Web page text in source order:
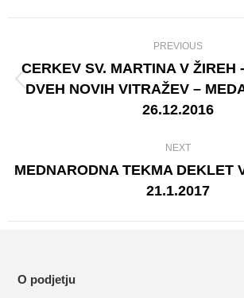
navigation
PREVIOUS
Previous
album:
CERKEV SV. MARTINA V ŽIREH
DVEH NOVIH VITRAŽEV –
26.12.2016
NEXT
Next
album:
MEDNARODNA TEKMA DEKLET
21.1.2017
O podjetju